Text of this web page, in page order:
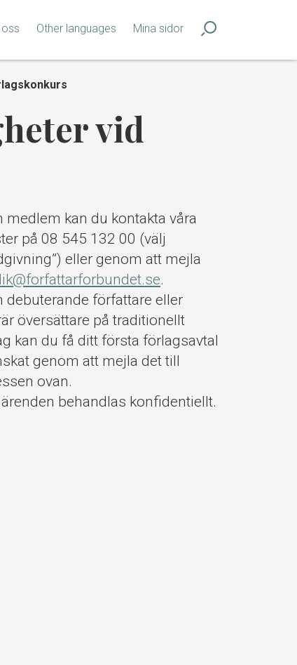
Other languages Mina sidor
vid
medlem kan du kontakta våra
på 08 545 132 00 (välj
eller genom att mejla
.
debuterande författare eller
översättare på traditionellt
kan du få ditt första förlagsavtal
genom att mejla det till
ovan.
behandlas konfidentiellt.